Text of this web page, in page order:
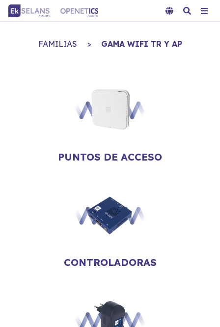
FAMILIAS > GAMA WIFI TR Y AP
PUNTOS DE ACCESO
CONTROLADORAS